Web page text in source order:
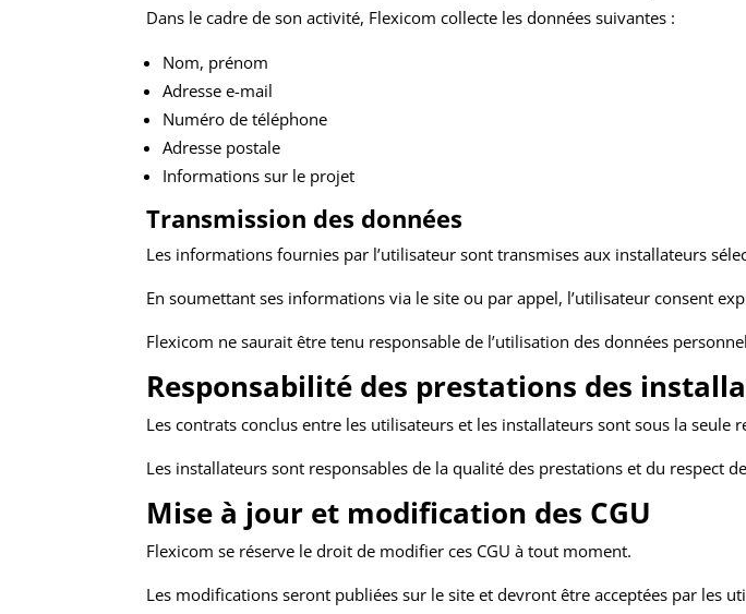
Dans le cadre de son activité, Flexicom collecte les données suivantes :
Nom, prénom
Adresse e-mail
Numéro de téléphone
Adresse postale
Informations sur le projet
Transmission des données
Les informations fournies par l’utilisateur sont transmises aux installateurs
En soumettant ses informations via le site ou par appel, l’utilisateur consent
Flexicom ne saurait être tenu responsable de l’utilisation des données
Responsabilité des prestations des
Les contrats conclus entre les utilisateurs et les installateurs sont sous la seule
Les installateurs sont responsables de la qualité des prestations et du respect
Mise à jour et modification des CGU
Flexicom se réserve le droit de modifier ces CGU à tout moment.
Les modifications seront publiées sur le site et devront être acceptées par les